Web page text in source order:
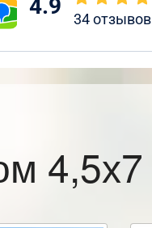
4.9 34отзывов
4,5х7